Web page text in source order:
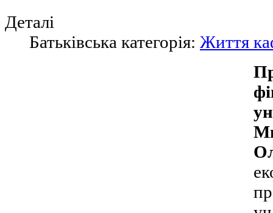
Деталі
Батьківська категорія: Життя